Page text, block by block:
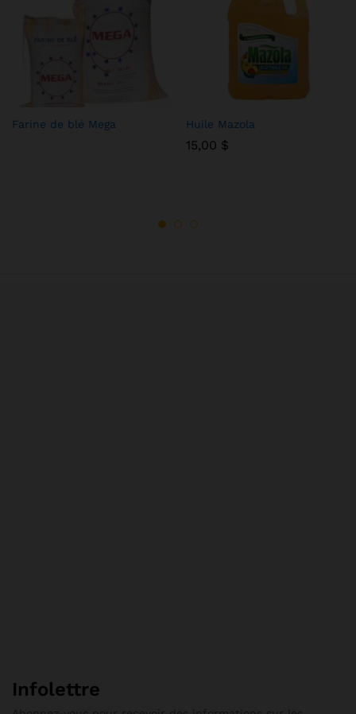
Farine de blé Mega Huile Mazola
15,00 $
Infolettre